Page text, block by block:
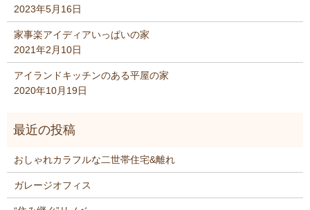
2023年5月16日
家事楽アイディアいっぱいの家
2021年2月10日
アイランドキッチンのある平屋の家
2020年10月19日
おしゃれカラフルな二世帯住宅&離れ
ガレージオフィス